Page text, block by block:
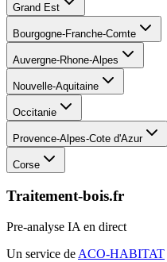
Grand Est
Bourgogne-Franche-Comte
Auvergne-Rhone-Alpes
Nouvelle-Aquitaine
Occitanie
Provence-Alpes-Cote d'Azur
Corse
Traitement-bois.fr
Pre-analyse IA en direct
Un service de ACO-HABITAT